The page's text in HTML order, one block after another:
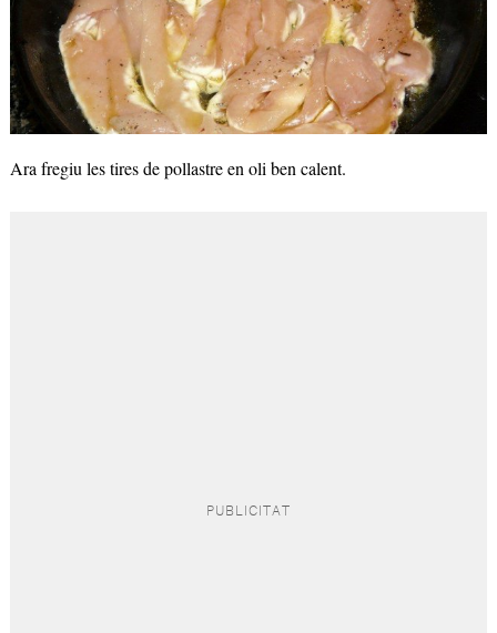
Ara fregiu les tires de pollastre en oli ben calent.